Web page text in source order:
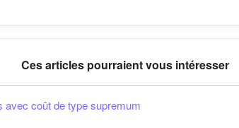
Ces articles pourraient vous intéresser
avec coût de type supremum